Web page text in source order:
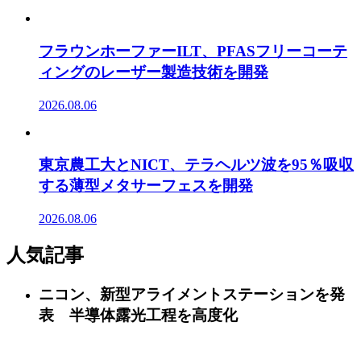
フラウンホーファーILT、PFASフリーコーテ
ィングのレーザー製造技術を開発
2026.08.06
東京農工大とNICT、テラヘルツ波を95％吸収
する薄型メタサーフェスを開発
2026.08.06
人気記事
ニコン、新型アライメントステーションを発
表 半導体露光工程を高度化